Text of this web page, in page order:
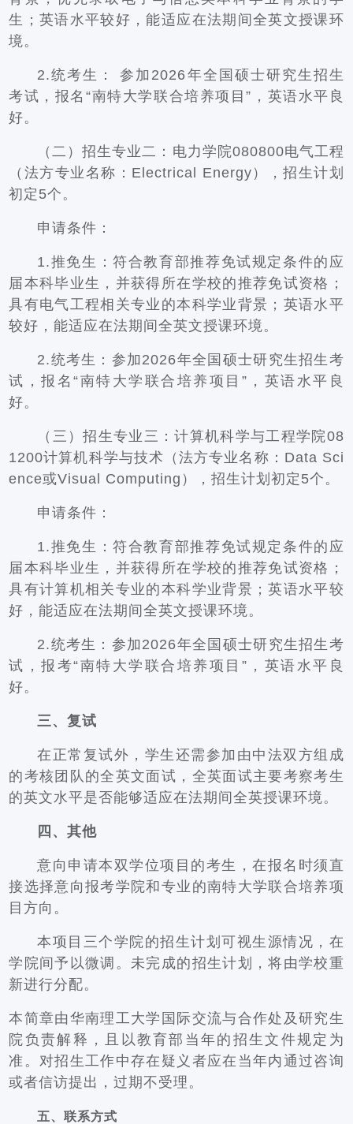
生；英语水平较好，能适应在法期间全英文授课环
境。
2.统考生： 参加2026年全国硕士研究生招生
考试，报名“南特大学联合培养项目”，英语水平良
好。
（二）招生专业二：电力学院080800电气工程
（法方专业名称：Electrical Energy），招生计划
初定5个。
申请条件：
1.推免生：符合教育部推荐免试规定条件的应
届本科毕业生，并获得所在学校的推荐免试资格；
具有电气工程相关专业的本科学业背景；英语水平
较好，能适应在法期间全英文授课环境。
2.统考生：参加2026年全国硕士研究生招生考
试，报名“南特大学联合培养项目”，英语水平良
好。
（三）招生专业三：计算机科学与工程学院08
1200计算机科学与技术（法方专业名称：Data Sci
ence或Visual Computing），招生计划初定5个。
申请条件：
1.推免生：符合教育部推荐免试规定条件的应
届本科毕业生，并获得所在学校的推荐免试资格；
具有计算机相关专业的本科学业背景；英语水平较
好，能适应在法期间全英文授课环境。
2.统考生：参加2026年全国硕士研究生招生考
试，报考“南特大学联合培养项目”，英语水平良
好。
三、复试
在正常复试外，学生还需参加由中法双方组成
的考核团队的全英文面试，全英面试主要考察考生
的英文水平是否能够适应在法期间全英授课环境。
四、其他
意向申请本双学位项目的考生，在报名时须直
接选择意向报考学院和专业的南特大学联合培养项
目方向。
本项目三个学院的招生计划可视生源情况，在
学院间予以微调。未完成的招生计划，将由学校重
新进行分配。
本简章由华南理工大学国际交流与合作处及研究生
院负责解释，且以教育部当年的招生文件规定为
准。对招生工作中存在疑义者应在当年内通过咨询
或者信访提出，过期不受理。
五、联系方式